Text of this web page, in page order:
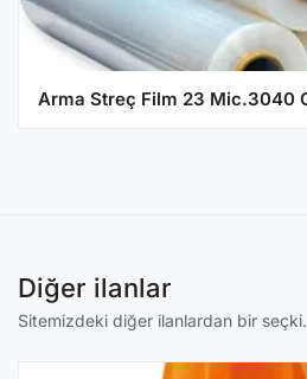
Diğer ilanlar
Sitemizdeki diğer ilanlardan bir seçki.